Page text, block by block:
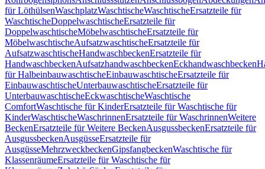
für LöthülsenWaschplatzWaschtischeWaschtischeErsatzteile für
WaschtischeDoppelwaschtischeErsatzteile für
DoppelwaschtischeMöbelwaschtischeErsatzteile für
MöbelwaschtischeAufsatzwaschtischeErsatzteile für
AufsatzwaschtischeHandwaschbeckenErsatzteile für
HandwaschbeckenAufsatzhandwaschbeckenEckhandwaschbecken
für HalbeinbauwaschtischeEinbauwaschtischeErsatzteile für
EinbauwaschtischeUnterbauwaschtischeErsatzteile für
UnterbauwaschtischeEckwaschtischeWaschtische
ComfortWaschtische für KinderErsatzteile für Waschtische für
KinderWaschtischeWaschrinnenErsatzteile für WaschrinnenWeitere
BeckenErsatzteile für Weitere BeckenAusgussbeckenErsatzteile für
AusgussbeckenAusgüsseErsatzteile für
AusgüsseMehrzweckbeckenGipsfangbeckenWaschtische für
KlassenräumeErsatzteile für Waschtische für